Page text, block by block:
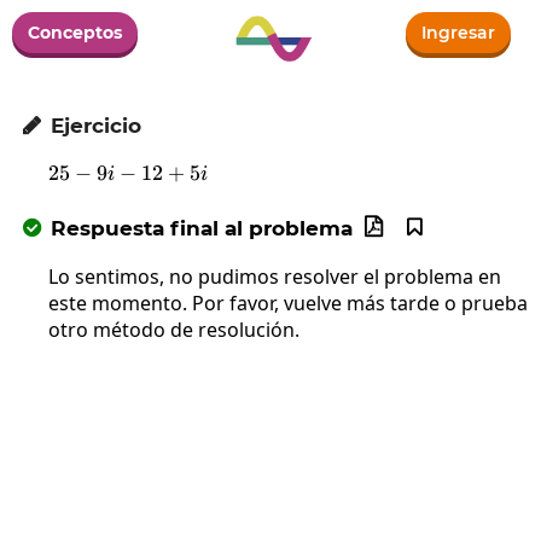
Conceptos Ingresar
 Ejercicio
25-9i-12+5i
25 − 9i − 12 + 5i
 Respuesta final al problema 

Lo sentimos, no pudimos resolver el problema en
este momento. Por favor, vuelve más tarde o prueba
otro método de resolución.